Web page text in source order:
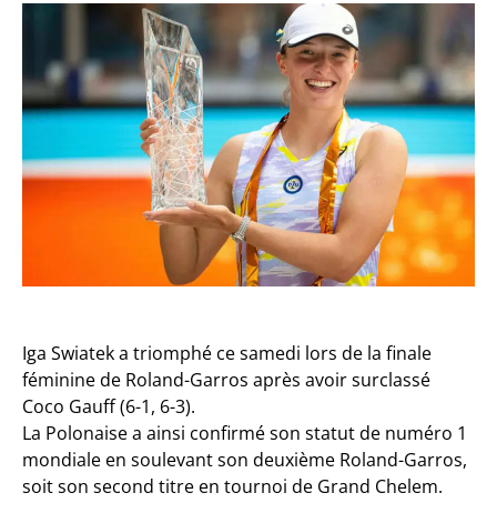
Iga Swiatek a triomphé ce samedi lors de la finale
féminine de Roland-Garros après avoir surclassé
Coco Gauff (6-1, 6-3).
La Polonaise a ainsi confirmé son statut de numéro 1
mondiale en soulevant son deuxième Roland-Garros,
soit son second titre en tournoi de Grand Chelem.